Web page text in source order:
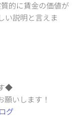
的に賃金の価値が
い説明と言えま
◆
いします！